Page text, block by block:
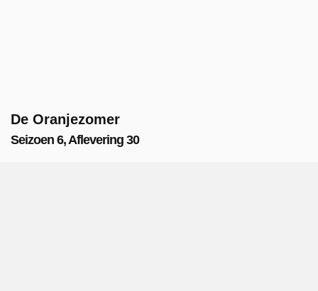
De Oranjezomer
Seizoen 6, Aflevering 30